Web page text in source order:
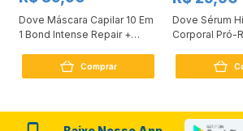
Dove Máscara Capilar 10 Em
1 Bond Intense Repair +
Comprar
Dove Sérum
Corporal Pró-